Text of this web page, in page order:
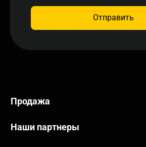
Отправить
Продажа
Наши партнеры